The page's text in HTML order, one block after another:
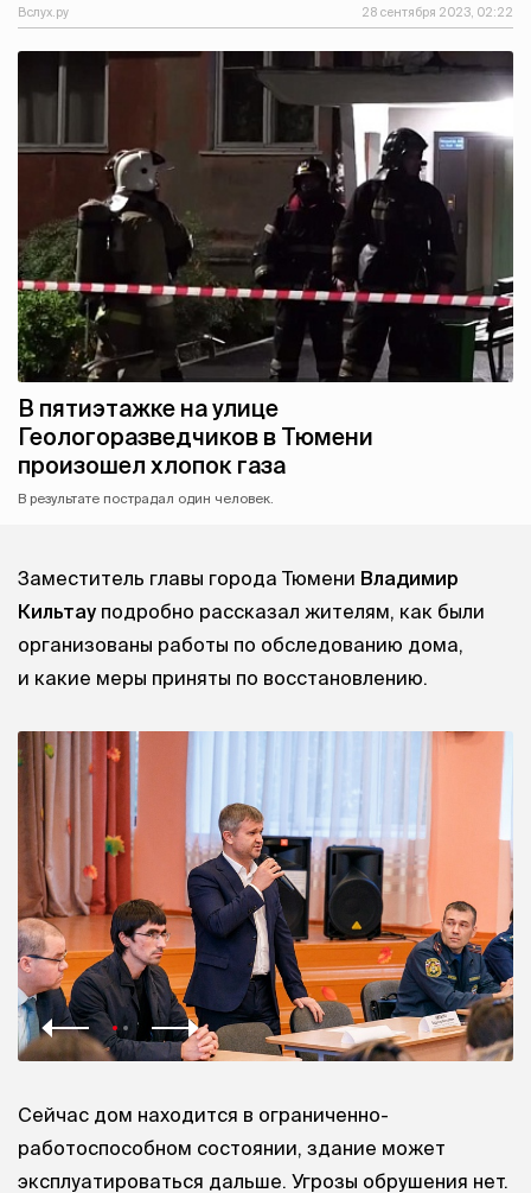
Вслух.ру 28 сентября 2023, 02:22
В пятиэтажке на улице
Геологоразведчиков в Тюмени
произошел хлопок газа
В результате пострадал один человек.
Заместитель главы города Тюмени Владимир
Кильтау подробно рассказал жителям, как были
организованы работы по обследованию дома,
и какие меры приняты по восстановлению.
Сейчас дом находится в ограниченно-
работоспособном состоянии, здание может
эксплуатироваться дальше. Угрозы обрушения нет.